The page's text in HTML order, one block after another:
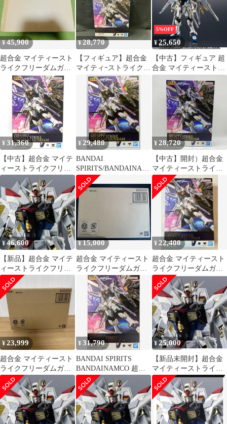
¥45,900
超合金 マイティースト
ライクフリーダムガン
ダム
¥28,770
【フィギュア】超合金
マイティｰストライクフ
リｰダムガンダム 魂ウ
ェブ商店限定 機動戦士
ガンダムSEED
FREEDOM
5%OFF
¥25,650
【中古】フィギュア 超
合金 マイティーストラ
イクフリーダムガンダ
ム 「機動戦士ガンダム
SEED FREEDOM」
¥ 31,360
【中古】超合金 マイテ
ィーストライクフリー
ダムガンダム[69]
¥ 29,480
BANDAI
SPIRITS/BANDAINAM
CO 超合金 機動戦士ガ
ンダムSEED
FREEDOM マイティー
ストライクフリーダム
ガンダム
¥28,720
【中古】開封）超合金
マイティーストライク
フリーダムガンダム
[24]
¥46,600
【新品】超合金 マイテ
ィーストライクフリー
ダムガンダム 機動戦士
ガンダムSEED
FREEDOM
¥15,000
超合金 マイティースト
ライクフリーダムガン
ダム
¥ 22,400
超合金 マイティースト
ライクフリーダムガン
ダム
¥23,999
超合金 マイティースト
ライクフリーダムガン
ダム 新品未開封品‼️
¥31,790
BANDAI SPIRITS
BANDAINAMCO 超合
金 機動戦士ガンダム
SEED FREEDOM マイ
ティーストライクフリ
ーダムガンダム
¥25,000
【新品未開封】超合金
マイティーストライク
フリーダムガンダム